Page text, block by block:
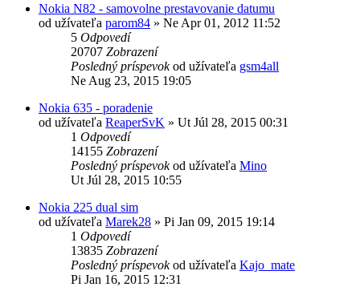
Nokia N82 - samovolne prestavovanie datumu
od užívateľa parom84 » Ne Apr 01, 2012 11:52
5 Odpovedí
20707 Zobrazení
Posledný príspevokod užívateľa gsm4all
Ne Aug 23, 2015 19:05
Nokia 635 - poradenie
od užívateľa ReaperSvK » Ut Júl 28, 2015 00:31
1 Odpovedí
14155 Zobrazení
Posledný príspevokod užívateľa Mino
Ut Júl 28, 2015 10:55
Nokia 225 dual sim
od užívateľa Marek28 » Pi Jan 09, 2015 19:14
1 Odpovedí
13835 Zobrazení
Posledný príspevokod užívateľa Kajo_mate
Pi Jan 16, 2015 12:31